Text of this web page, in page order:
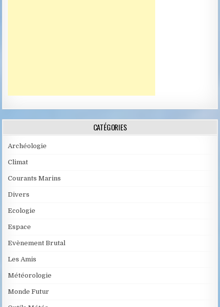
CATÉGORIES
Archéologie
Climat
Courants Marins
Divers
Ecologie
Espace
Evènement Brutal
Les Amis
Météorologie
Monde Futur